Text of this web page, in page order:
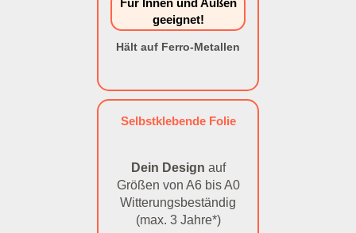
Für Innen und Außen
geeignet!
Hält auf Ferro-Metallen
Selbstklebende Folie
Dein Design auf
Größen von A6 bis A0
Witterungsbeständig
(max. 3 Jahre*)